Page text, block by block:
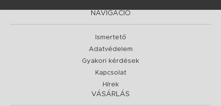
NAVIGÁCIÓ
Ismertető
Adatvédelem
Gyakori kérdések
Kapcsolat
Hírek
VÁSÁRLÁS